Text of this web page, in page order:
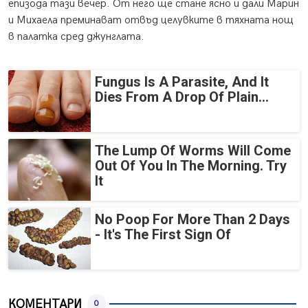
епизода тази вечер. От него ще стане ясно и дали Марин
и Михаела преминават отвъд целувките в тяхната нощ
в палатка сред джунглата.
Fungus Is A Parasite, And It
Dies From A Drop Of Plain...
The Lump Of Worms Will Come
Out Of You In The Morning. Try
It
No Poop For More Than 2 Days
- It's The First Sign Of
КОМЕНТАРИ 0